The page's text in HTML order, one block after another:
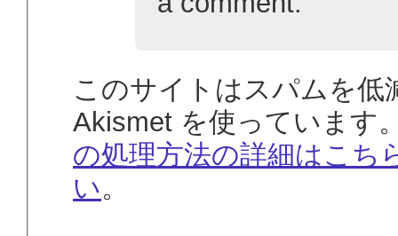
このサイトはスパムを低
Akismet を使っています
の処理方法の詳細はこち
い。